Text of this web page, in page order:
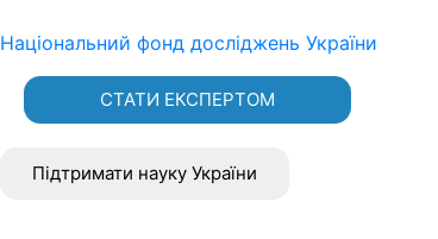
Національний фонд досліджень України
СТАТИ ЕКСПЕРТОМ
Підтримати науку України